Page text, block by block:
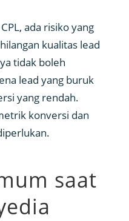
ada risiko yang
kualitas lead
tidak boleh
lead yang buruk
yang rendah.
konversi dan
saat